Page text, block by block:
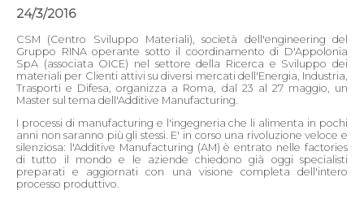
24/3/2016
CSM (Centro Sviluppo Materiali), società dell'engineering del
Gruppo RINA operante sotto il coordinamento di D'Appolonia
SpA (associata OICE) nel settore della Ricerca e Sviluppo dei
materiali per Clienti attivi su diversi mercati dell'Energia, Industria,
Trasporti e Difesa, organizza a Roma, dal 23 al 27 maggio, un
Master sul tema dell'Additive Manufacturing.
I processi di manufacturing e l'ingegneria che li alimenta in pochi
anni non saranno più gli stessi. E' in corso una rivoluzione veloce e
silenziosa: l'Additive Manufacturing (AM) è entrato nelle factories
di tutto il mondo e le aziende chiedono già oggi specialisti
preparati e aggiornati con una visione completa dell'intero
processo produttivo.